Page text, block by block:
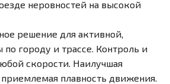
неровностей на высокой
решение для активной,
городу и трассе. Контроль и
скорости. Наилучшая
плавность движения.